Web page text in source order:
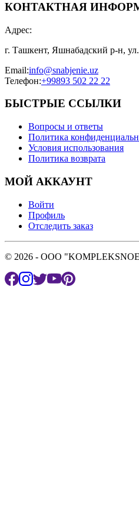
КОНТАКТНАЯ
Адрес:
г. Ташкент, Яшнабадский р-н,
Email:info@snabjenie.uz
Телефон:+99893 502 22 22
БЫСТРЫЕ ССЫЛКИ
Вопросы и ответы
Политика
Условия использования
Политика возврата
МОЙ АККАУНТ
Войти
Профиль
Отследить заказ
© 2026 - OOO